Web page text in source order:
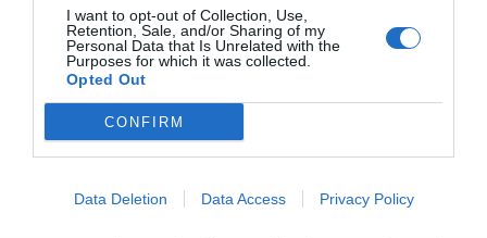
I want to opt-out of Collection, Use,
Retention, Sale, and/or Sharing of my
Personal Data that Is Unrelated with the
Purposes for which it was collected.
Opted Out
CONFIRM
Data Deletion Data Access Privacy Policy
iniciativa compartida de 35 países que ha puesto
en marcha uno de los depósitos de fusión
magnéticos más ambiciosos del mundo, en
Francia. Se trata delTokamak, un depósito de
23.000 toneladas de peso y de 28 metros de
diámetro, el más grande construido hasta ahora, y
que alcanza una temperatura de 150 millones de